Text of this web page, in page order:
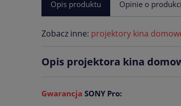
Opis produktu Opinie o
Zobacz inne: projektory kina
Opis projektora kina
Gwarancja SONY Pro: